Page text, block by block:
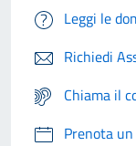
Leggi le
Richiedi
Chiama il
Prenota